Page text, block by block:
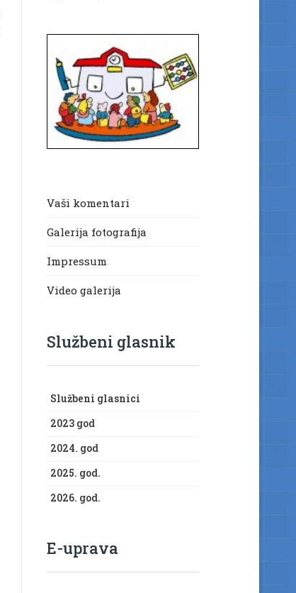
Vaši komentari
Galerija fotografija
Impressum
Video galerija
Službeni glasnik
Službeni glasnici
2023 god
2024. god
2025. god.
2026. god.
E-uprava